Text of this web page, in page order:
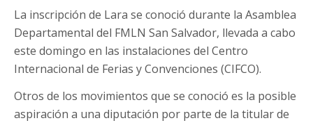
La inscripción de Lara se conoció durante la Asamblea
Departamental del FMLN San Salvador, llevada a cabo
este domingo en las instalaciones del Centro
Internacional de Ferias y Convenciones (CIFCO).
Otros de los movimientos que se conoció es la posible
aspiración a una diputación por parte de la titular de